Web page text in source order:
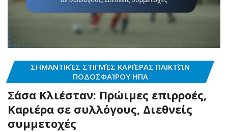
ΣΗΜΑΝΤΙΚΈΣ ΣΤΙΓΜΈΣ ΚΑΡΙΈΡΑΣ ΠΑΙΚΤΏΝ
ΠΟΔΟΣΦΑΊΡΟΥ ΗΠΑ
Σάσα Κλιέσταν: Πρώιμες επιρροές,
Καριέρα σε συλλόγους, Διεθνείς
συμμετοχές